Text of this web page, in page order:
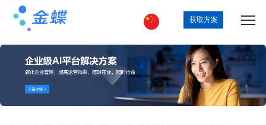
获取方案